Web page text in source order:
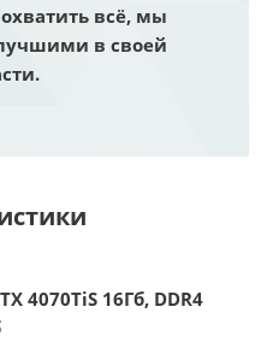
всё, мы
в своей
4070TiS 16Гб, DDR4